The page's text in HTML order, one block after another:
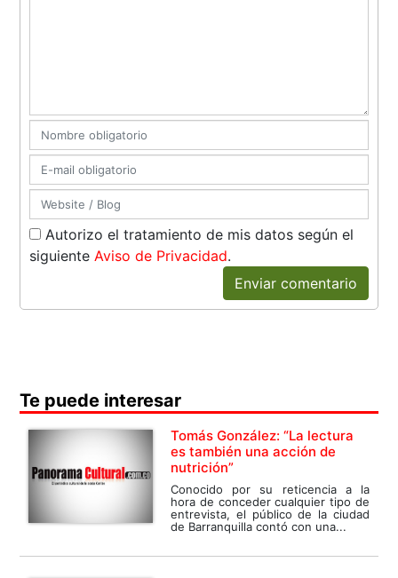
Autorizo el tratamiento de mis datos según el
siguiente Aviso de Privacidad.
Enviar comentario
Te puede interesar
Tomás González: “La lectura
es también una acción de
nutrición”
Conocido por su reticencia a la
hora de conceder cualquier tipo de
entrevista, el público de la ciudad
de Barranquilla contó con una...